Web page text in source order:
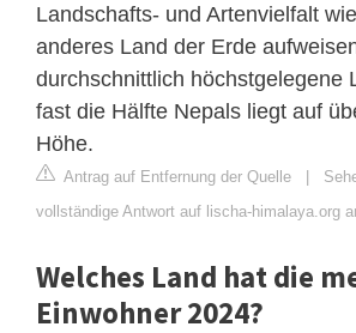
Landschafts- und Artenvielfalt
anderes Land der Erde
durchschnittlich höchstgelegene
fast die Hälfte Nepals liegt auf
Höhe.
Antrag auf Entfernung der Quelle |
vollständige Antwort auf lischa-himalaya.org
Welches Land hat die
Einwohner 2024?